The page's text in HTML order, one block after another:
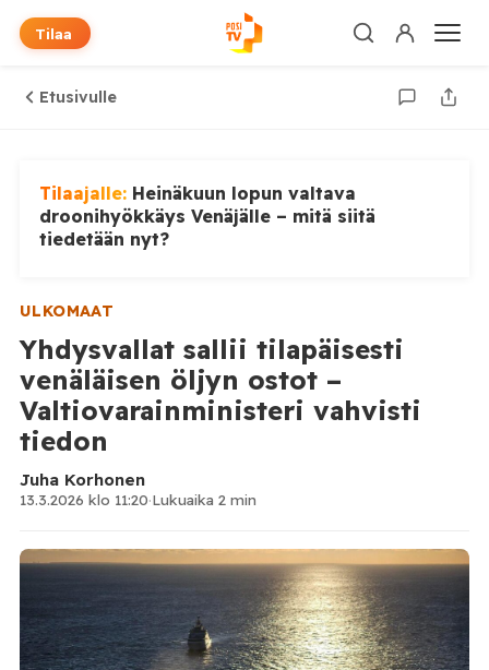
Tilaa
Etusivulle
Tilaajalle: Heinäkuun lopun valtava
droonihyökkäys Venäjälle – mitä siitä
tiedetään nyt?
ULKOMAAT
Yhdysvallat sallii tilapäisesti
venäläisen öljyn ostot –
Valtiovarainministeri vahvisti
tiedon
Juha Korhonen
13.3.2026 klo 11:20·Lukuaika 2 min